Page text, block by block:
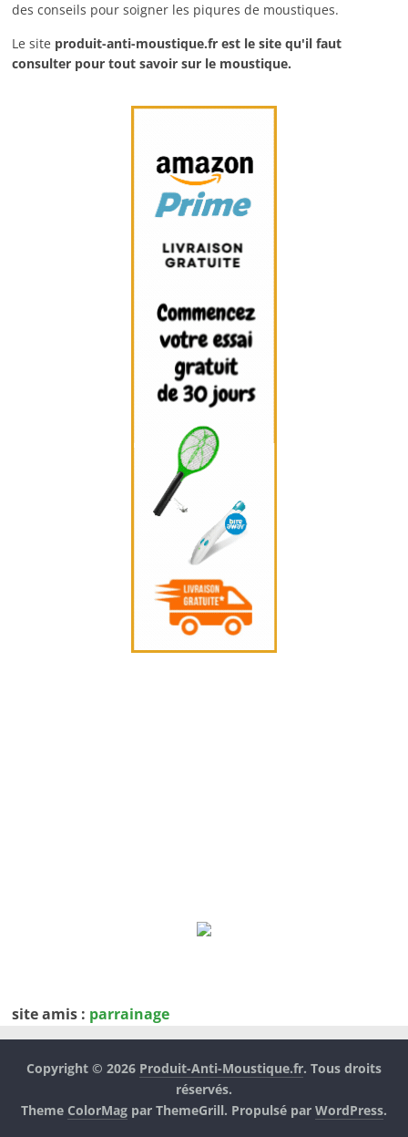
des conseils pour soigner les piqures de moustiques.
Le site produit-anti-moustique.fr est le site qu'il faut
consulter pour tout savoir sur le moustique.
site amis : parrainage
Copyright © 2026 Produit-Anti-Moustique.fr. Tous droits
réservés.
Theme ColorMagpar ThemeGrill. Propulsé par WordPress.